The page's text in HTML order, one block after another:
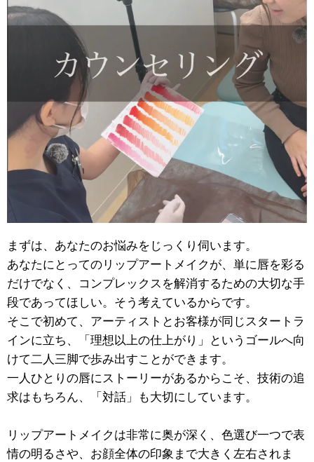
まずは、あなたのお悩みをじっくり伺います。
あなたにとってのリップアートメイクが、単に唇を彩る
だけでなく、コンプレックスを解消するための大切な手
段であってほしい。そう考えているからです。
そこで初めて、アーティストとお客様が同じスタートラ
インに立ち、「理想以上の仕上がり」というゴールへ向
けて二人三脚で歩み出すことができます。
一人ひとりの唇にストーリーがあるからこそ、技術の追
求はもちろん、「対話」も大切にしています。
リップアートメイクは非常に奥が深く、色選び一つで表
情の明るさや、お顔全体の印象まで大きく左右されま